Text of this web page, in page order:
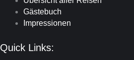
Gästebuch
Impressionen
Quick Links: